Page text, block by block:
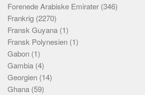
Forenede Arabiske Emirater (346)
Frankrig (2270)
Fransk Guyana (1)
Fransk Polynesien (1)
Gabon (1)
Gambia (4)
Georgien (14)
Ghana (59)